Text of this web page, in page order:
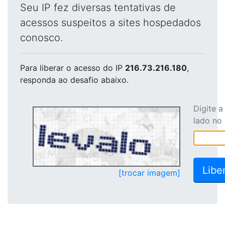
Seu IP fez diversas tentativas de
acessos suspeitos a sites hospedados
conosco.
Para liberar o acesso do IP 216.73.216.180,
responda ao desafio abaixo.
[trocar imagem]
Digite
lado no